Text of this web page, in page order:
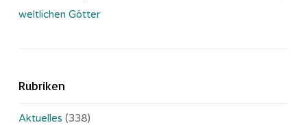
weltlichen Götter
Rubriken
Aktuelles (338)